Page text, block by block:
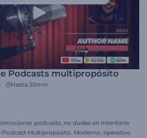
Podcasts multipropósito
Hasta 20min.
podcasts, no dudes en intentarlo
Podcast Multipropósito. Moderno, operativo